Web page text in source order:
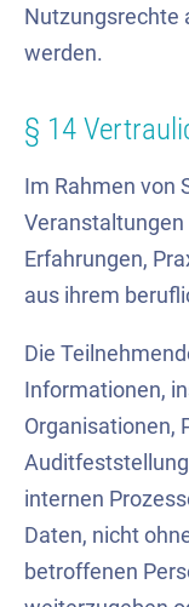
Nutzungsrechte
werden.
§ 14
Im Rahmen von
Erfahrungen,
aus ihrem
Die
Informationen,
Organisationen,
internen
Daten, nicht
betroffenen